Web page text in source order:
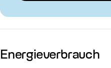
Energieverbrauch